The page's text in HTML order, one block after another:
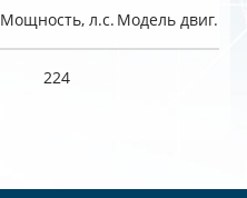
Мощность, л.с. Модель двиг.
224